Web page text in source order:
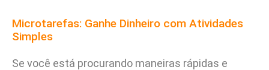
Microtarefas: Ganhe Dinheiro com Atividades
Simples
Se você está procurando maneiras rápidas e